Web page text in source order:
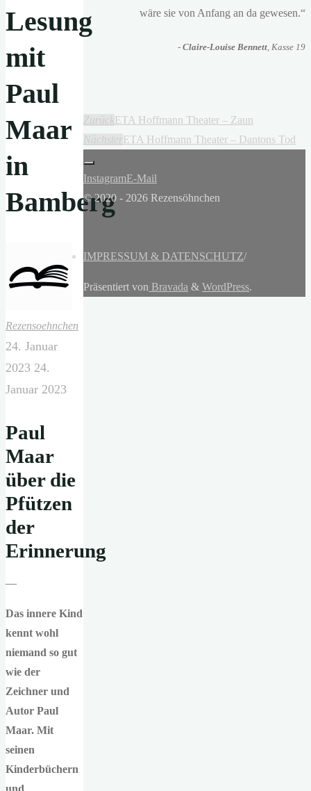
Lesung
mit
Paul
Maar
in
Bamberg
Rezensoehnchen
24. Januar
2023 24.
Januar 2023
Paul
Maar
über die
Pfützen
der
Erinnerung
—
Das innere Kind
kennt wohl
niemand so gut
wie der
Zeichner und
Autor Paul
Maar. Mit
seinen
Kinderbüchern
und
wäre sie von Anfang an da gewesen.“
- Claire-Louise Bennett, Kasse 19
ZurückETA Hoffmann Theater – Zaun
NächsterETA Hoffmann Theater – Dantons Tod
InstagramE-Mail
© 2020 - 2026 Rezensöhnchen
IMPRESSUM & DATENSCHUTZ/
Präsentiert von Bravada & WordPress.